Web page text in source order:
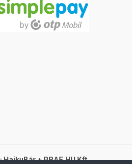
+ PRAE.HU Kft.